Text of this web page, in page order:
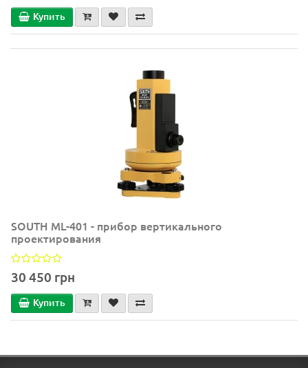
Купить
SOUTH ML-401 - прибор вертикального
проектирования
30 450 грн
Купить